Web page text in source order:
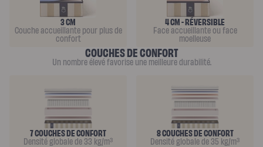
3 CM
Couche accueillante pour plus de
confort
4 CM - RÉVERSIBLE
Face accueillante ou face
moelleuse
COUCHES DE CONFORT
Un nombre élevé favorise une meilleure durabilité.
7 COUCHES DE CONFORT
Densité globale de 33 kg/m³
8 COUCHES DE CONFORT
Densité globale de 35 kg/m³